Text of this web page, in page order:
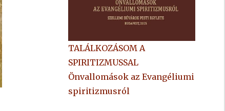
TALÁLKOZÁSOM A
SPIRITIZMUSSAL
Önvallomások az Evangéliumi
spiritizmusról